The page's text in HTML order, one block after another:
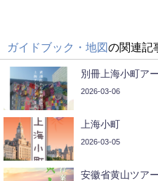
ガイドブック・地図の関連記
別冊上海小町ア
2026-03-06
上海小町
2026-03-05
安徽省黄山ツア